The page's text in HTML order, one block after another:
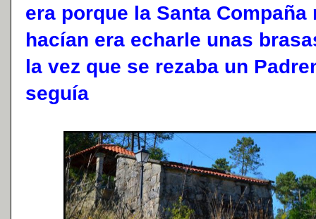
era porque la Santa
hacían era echarle unas
la vez que se rezaba un
seguía